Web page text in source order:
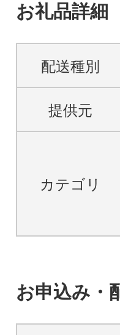
お礼品詳細
配送種別
提供元
カテゴリ
お申込み・